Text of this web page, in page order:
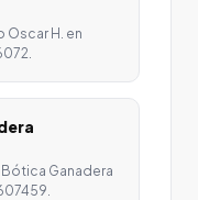
Oscar H. en
Ganadera